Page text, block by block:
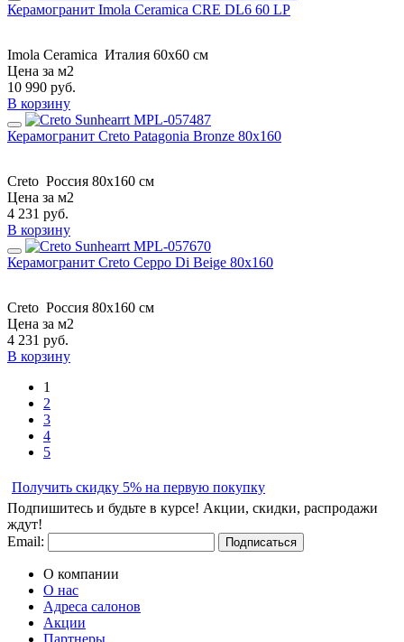
Керамогранит Imola Ceramica CRE DL6 60 LP
Imola Ceramica Италия 60x60 см
Цена за м2
10 990 руб.
В корзину
Керамогранит Creto Patagonia Bronze 80х160
Creto Россия 80х160 см
Цена за м2
4 231 руб.
В корзину
Керамогранит Creto Ceppo Di Beige 80х160
Creto Россия 80х160 см
Цена за м2
4 231 руб.
В корзину
1
2
3
4
5
Получить скидку 5% на первую покупку
Подпишитесь и будьте в курсе! Акции, скидки, распродажи
ждут!
Email:
Подписаться
О компании
О нас
Адреса салонов
Акции
Партнеры